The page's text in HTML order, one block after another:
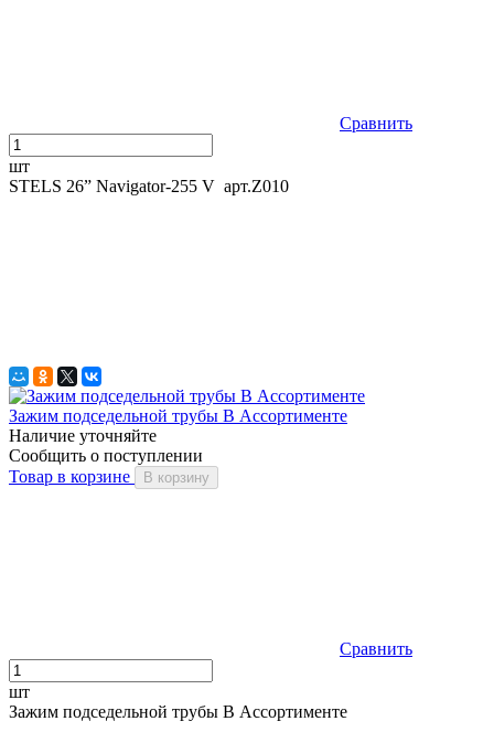
Сравнить
шт
STELS 26” Navigator-255 V арт.Z010
Зажим подседельной трубы В Ассортименте
Наличие уточняйте
Сообщить о поступлении
Товар в корзине
В корзину
Сравнить
шт
Зажим подседельной трубы В Ассортименте